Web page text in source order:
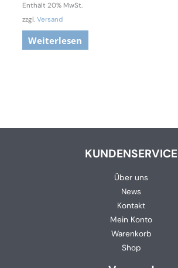
Enthält 20% MwSt.
zzgl.Versand
Weiterlesen
KUNDENSERVICE
Über uns
News
Kontakt
Mein Konto
Warenkorb
Shop